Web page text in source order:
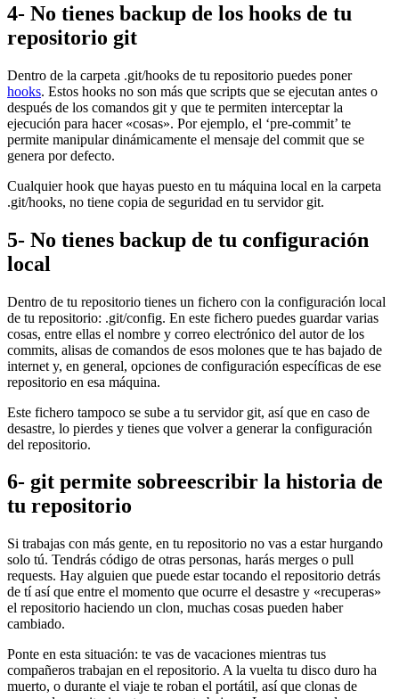
4- No tienes backup de los hooks de tu
repositorio git
Dentro de la carpeta .git/hooks de tu repositorio puedes poner
hooks. Estos hooks no son más que scripts que se ejecutan antes o
después de los comandos git y que te permiten interceptar la
ejecución para hacer «cosas». Por ejemplo, el ‘pre-commit’ te
permite manipular dinámicamente el mensaje del commit que se
genera por defecto.
Cualquier hook que hayas puesto en tu máquina local en la carpeta
.git/hooks, no tiene copia de seguridad en tu servidor git.
5- No tienes backup de tu configuración
local
Dentro de tu repositorio tienes un fichero con la configuración local
de tu repositorio: .git/config. En este fichero puedes guardar varias
cosas, entre ellas el nombre y correo electrónico del autor de los
commits, alisas de comandos de esos molones que te has bajado de
internet y, en general, opciones de configuración específicas de ese
repositorio en esa máquina.
Este fichero tampoco se sube a tu servidor git, así que en caso de
desastre, lo pierdes y tienes que volver a generar la configuración
del repositorio.
6- git permite sobreescribir la historia de
tu repositorio
Si trabajas con más gente, en tu repositorio no vas a estar hurgando
solo tú. Tendrás código de otras personas, harás merges o pull
requests. Hay alguien que puede estar tocando el repositorio detrás
de tí así que entre el momento que ocurre el desastre y «recuperas»
el repositorio haciendo un clon, muchas cosas pueden haber
cambiado.
Ponte en esta situación: te vas de vacaciones mientras tus
compañeros trabajan en el repositorio. A la vuelta tu disco duro ha
muerto, o durante el viaje te roban el portátil, así que clonas de